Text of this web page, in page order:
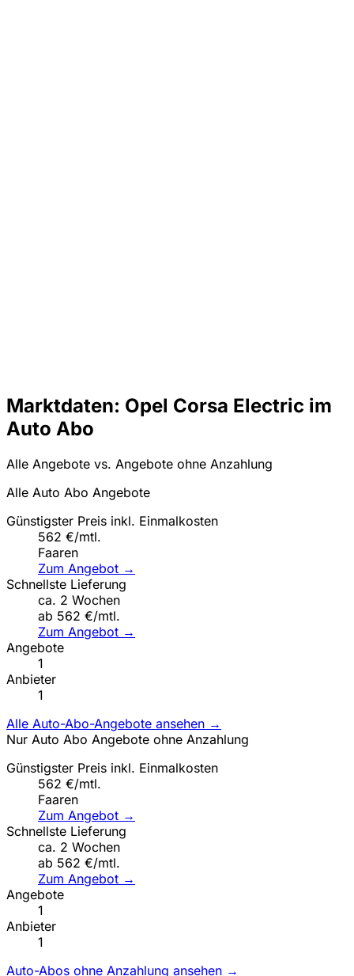
Marktdaten: Opel Corsa Electric im
Auto Abo
Alle Angebote vs. Angebote ohne Anzahlung
Alle Auto Abo Angebote
Günstigster Preis inkl. Einmalkosten
562 €/mtl.
Faaren
Zum Angebot →
Schnellste Lieferung
ca. 2 Wochen
ab 562 €/mtl.
Zum Angebot →
Angebote
1
Anbieter
1
Alle Auto-Abo-Angebote ansehen →
Nur Auto Abo Angebote ohne Anzahlung
Günstigster Preis inkl. Einmalkosten
562 €/mtl.
Faaren
Zum Angebot →
Schnellste Lieferung
ca. 2 Wochen
ab 562 €/mtl.
Zum Angebot →
Angebote
1
Anbieter
1
Auto-Abos ohne Anzahlung ansehen →